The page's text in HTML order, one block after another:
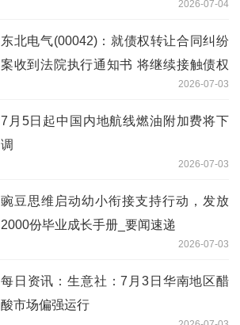
2026-07-04
东北电气(00042)：就债权转让合同纠纷
案收到法院执行通知书 将继续接触债权
2026-07-03
7月5日起中国内地航线燃油附加费将下
调
2026-07-03
豌豆思维启动幼小衔接支持行动，发放
2000份毕业成长手册_要闻速递
2026-07-03
每日资讯：生意社：7月3日华南地区醋
酸市场偏强运行